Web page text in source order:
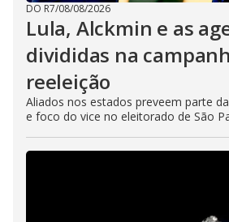
DO R7/08/08/2026
Lula, Alckmin e as
divididas na
reeleição
Aliados nos estados preveem parte
e foco do vice no eleitorado de São